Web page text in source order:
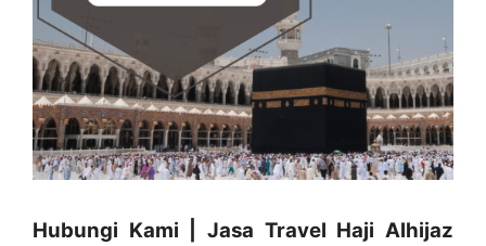
Hubungi Kami | Jasa Travel Haji Alhijaz